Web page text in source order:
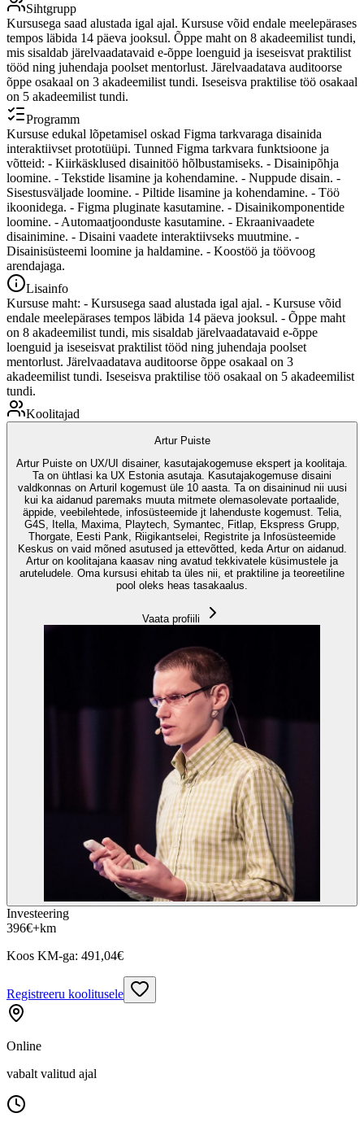
Sihtgrupp
Kursusega saad alustada igal ajal. Kursuse võid endale meelepärases
tempos läbida 14 päeva jooksul. Õppe maht on 8 akadeemilist tundi,
mis sisaldab järelvaadatavaid e-õppe loenguid ja iseseisvat praktilist
tööd ning juhendaja poolset mentorlust. Järelvaadatava auditoorse
õppe osakaal on 3 akadeemilist tundi. Iseseisva praktilise töö osakaal
on 5 akadeemilist tundi.
Programm
Kursuse edukal lõpetamisel oskad Figma tarkvaraga disainida
interaktiivset prototüüpi. Tunned Figma tarkvara funktsioone ja
võtteid: - Kiirkäsklused disainitöö hõlbustamiseks. - Disainipõhja
loomine. - Tekstide lisamine ja kohendamine. - Nuppude disain. -
Sisestusväljade loomine. - Piltide lisamine ja kohendamine. - Töö
ikoonidega. - Figma pluginate kasutamine. - Disainikomponentide
loomine. - Automaatjoonduste kasutamine. - Ekraanivaadete
disainimine. - Disaini vaadete interaktiivseks muutmine. -
Disainisüsteemi loomine ja haldamine. - Koostöö ja töövoog
arendajaga.
Lisainfo
Kursuse maht: - Kursusega saad alustada igal ajal. - Kursuse võid
endale meelepärases tempos läbida 14 päeva jooksul. - Õppe maht
on 8 akadeemilist tundi, mis sisaldab järelvaadatavaid e-õppe
loenguid ja iseseisvat praktilist tööd ning juhendaja poolset
mentorlust. Järelvaadatava auditoorse õppe osakaal on 3
akadeemilist tundi. Iseseisva praktilise töö osakaal on 5 akadeemilist
tundi.
Koolitajad
Artur Puiste
Artur Puiste on UX/UI disainer, kasutajakogemuse ekspert ja koolitaja.
Ta on ühtlasi ka UX Estonia asutaja. Kasutajakogemuse disaini
valdkonnas on Arturil kogemust üle 10 aasta. Ta on disaininud nii uusi
kui ka aidanud paremaks muuta mitmete olemasolevate portaalide,
äppide, veebilehtede, infosüsteemide jt lahenduste kogemust. Telia,
G4S, Itella, Maxima, Playtech, Symantec, Fitlap, Ekspress Grupp,
Thorgate, Eesti Pank, Riigikantselei, Registrite ja Infosüsteemide
Keskus on vaid mõned asutused ja ettevõtted, keda Artur on aidanud.
Artur on koolitajana kaasav ning avatud tekkivatele küsimustele ja
aruteludele. Oma kursusi ehitab ta üles nii, et praktiline ja teoreetiline
pool oleks heas tasakaalus.
Vaata profiili
Investeering
396€+km
Koos KM-ga: 491,04€
Registreeru koolitusele
Online
vabalt valitud ajal